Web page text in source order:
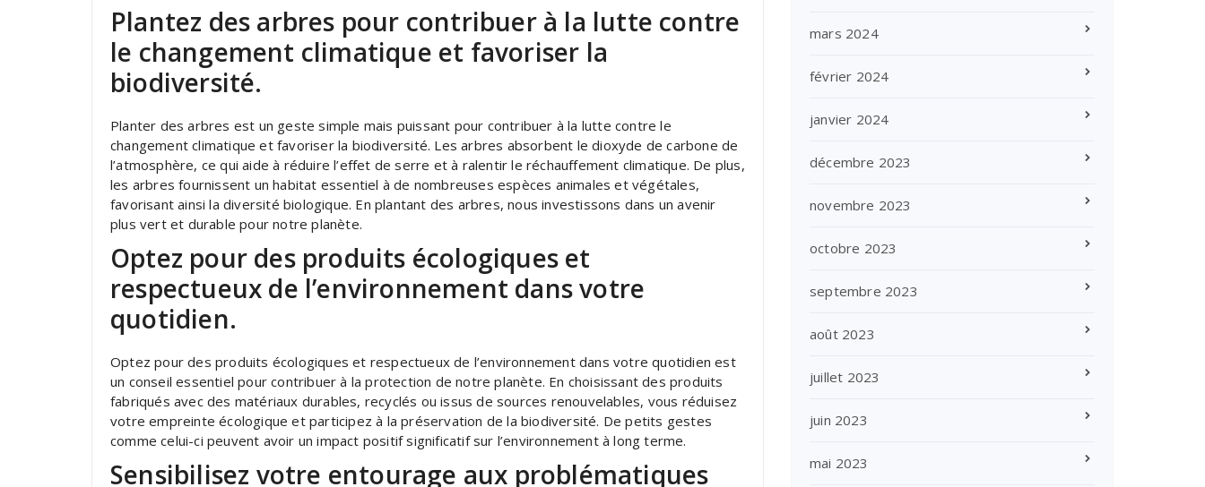
Plantez des arbres pour contribuer à la lutte contre
le changement climatique et favoriser la
biodiversité.
Planter des arbres est un geste simple mais puissant pour contribuer à la lutte contre le
changement climatique et favoriser la biodiversité. Les arbres absorbent le dioxyde de carbone de
l’atmosphère, ce qui aide à réduire l’effet de serre et à ralentir le réchauffement climatique. De plus,
les arbres fournissent un habitat essentiel à de nombreuses espèces animales et végétales,
favorisant ainsi la diversité biologique. En plantant des arbres, nous investissons dans un avenir
plus vert et durable pour notre planète.
Optez pour des produits écologiques et
respectueux de l’environnement dans votre
quotidien.
Optez pour des produits écologiques et respectueux de l’environnement dans votre quotidien est
un conseil essentiel pour contribuer à la protection de notre planète. En choisissant des produits
fabriqués avec des matériaux durables, recyclés ou issus de sources renouvelables, vous réduisez
votre empreinte écologique et participez à la préservation de la biodiversité. De petits gestes
comme celui-ci peuvent avoir un impact positif significatif sur l’environnement à long terme.
Sensibilisez votre entourage aux problématiques
mars 2024
février 2024
janvier 2024
décembre 2023
novembre 2023
octobre 2023
septembre 2023
août 2023
juillet 2023
juin 2023
mai 2023